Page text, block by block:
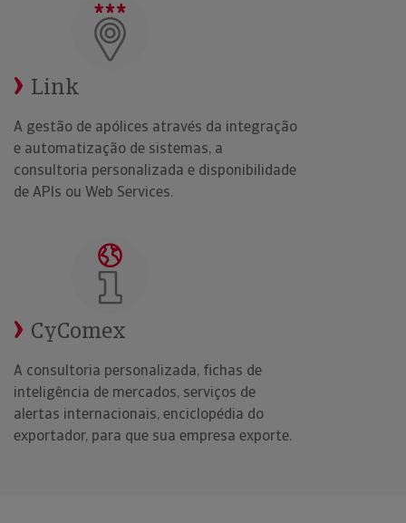
Link
A gestão de apólices através da integração
e automatização de sistemas, a
consultoria personalizada e disponibilidade
de APIs ou Web Services.
CyComex
A consultoria personalizada, fichas de
inteligência de mercados, serviços de
alertas internacionais, enciclopédia do
exportador, para que sua empresa exporte.